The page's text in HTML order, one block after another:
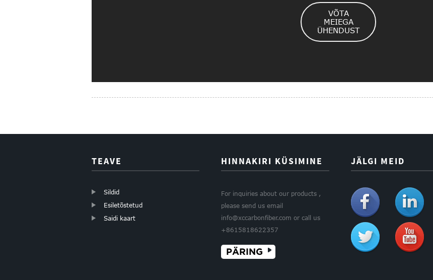
VÕTA
MEIEGA
ÜHENDUST
TEAVE
Sildid
Esiletõstetud
Saidi kaart
HINNAKIRI KÜSIMINE
For inquiries about our products ,
please send us email
info@xccarbonfiber.com or call us
+8615818622357
PÄRING
JÄLGI MEID